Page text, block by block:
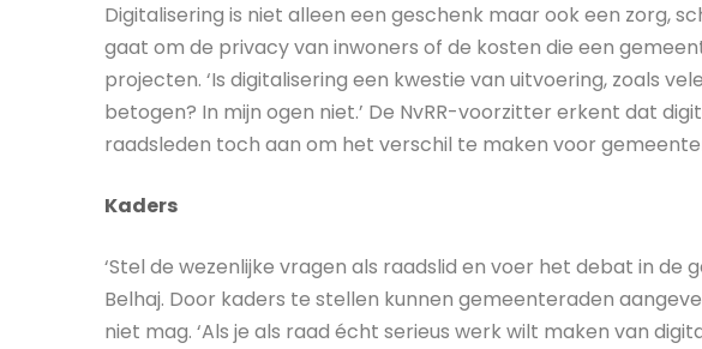
Digitalisering is niet alleen een geschenk maar ook een zorg,
gaat om de privacy van inwoners of de kosten die een
projecten. ‘Is digitalisering een kwestie van uitvoering, zoals
betogen? In mijn ogen niet.’ De NvRR-voorzitter erkent dat
raadsleden toch aan om het verschil te maken voor
Kaders
‘Stel de wezenlijke vragen als raadslid en voer het debat in de
Belhaj. Door kaders te stellen kunnen gemeenteraden
niet mag. ‘Als je als raad écht serieus werk wilt maken van